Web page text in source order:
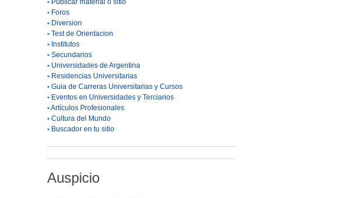
• Publicar material o sitio
• Foros
• Diversion
• Test de Orientacion
• Institutos
• Secundarios
• Universidades de Argentina
• Residencias Universitarias
• Guia de Carreras Universitarias y Cursos
• Eventos en Universidades y Terciarios
•Artículos Profesionales
• Cultura del Mundo
• Buscador en tu sitio
Auspicio